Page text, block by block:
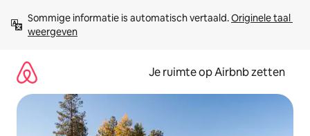
direct
naar
Sommige informatie is automatisch vertaald. Originele taal
weergeven
Je ruimte op Airbnb zetten